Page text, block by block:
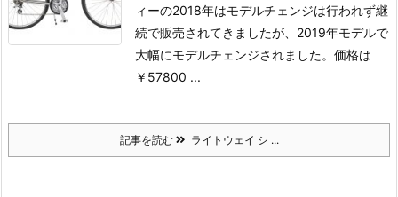
ィーの2018年はモデルチェンジは行われず継
続で販売されてきましたが、2019年モデルで
大幅にモデルチェンジされました。 価格は
￥57800 ...
記事を読む ライトウェイ シ ...